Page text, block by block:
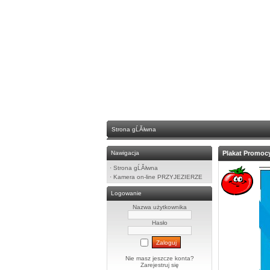
Strona gĹĂłwna
Nawigacja
· Strona gĹĂłwna
· Kamera on-line PRZYJEZIERZE
Logowanie
Nazwa użytkownika
Hasło
Nie masz jeszcze konta?
Zarejestruj się
Plakat